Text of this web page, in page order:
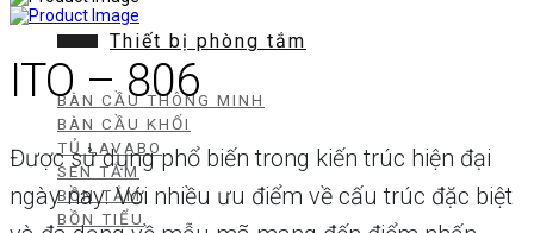
Thiết bị phòng tắm
BÀN CẦU THÔNG MINH
BÀN CẦU KHỐI
TỦ LAVABO
SEN TẮM
BỒN TẮM
BỒN TIỂU
ITO – 806
Được sử dụng phổ biến trong kiến trúc hiện đại
ngày nay. Với nhiều ưu điểm về cấu trúc đặc biệt